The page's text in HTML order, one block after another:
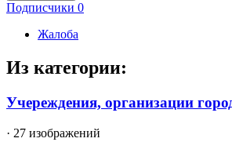
Подписчики 0
Жалоба
Из категории:
Учереждения, организации
· 27 изображений